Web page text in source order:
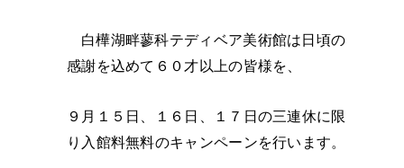
白樺湖畔蓼科テディベア美術館は日頃の
感謝を込めて６０才以上の皆様を、
９月１５日、１６日、１７日の三連休に限
り入館料無料のキャンペーンを行います。